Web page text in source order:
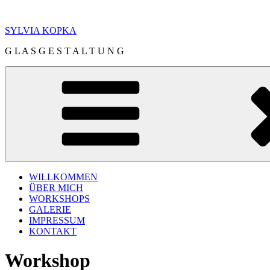
springen
SYLVIA KOPKA
G L A S G E S T A L T U N G
WILLKOMMEN
ÜBER MICH
WORKSHOPS
GALERIE
IMPRESSUM
KONTAKT
Workshop